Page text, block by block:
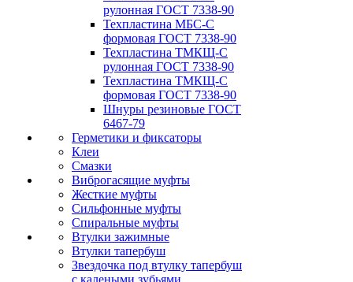
рулонная ГОСТ 7338-90
Техпластина МБС-С
формовая ГОСТ 7338-90
Техпластина ТМКЩ-С
рулонная ГОСТ 7338-90
Техпластина ТМКЩ-С
формовая ГОСТ 7338-90
Шнуры резиновые ГОСТ
6467-79
Герметики и фиксаторы
Клеи
Смазки
Виброгасящие муфты
Жесткие муфты
Сильфонные муфты
Спиральные муфты
Втулки зажимные
Втулки тапербуш
Звездочка под втулку тапербуш
c калеными зубьями